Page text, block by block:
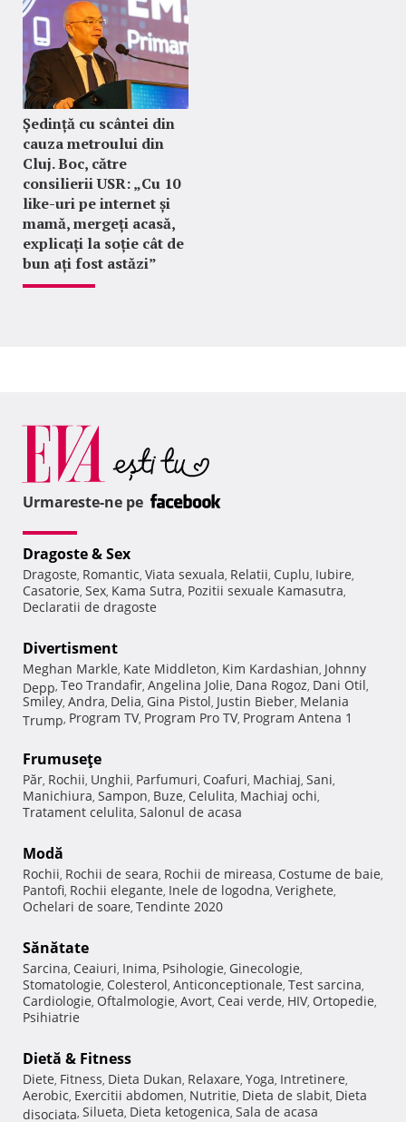
Ședință cu scântei din
cauza metroului din
Cluj. Boc, către
consilierii USR: „Cu 10
like-uri pe internet și
mamă, mergeți acasă,
explicați la soție cât de
bun ați fost astăzi”
Urmareste-ne pe
Dragoste & Sex
Dragoste, Romantic, Viata sexuala, Relatii, Cuplu, Iubire,
Casatorie, Sex, Kama Sutra, Pozitii sexuale Kamasutra,
Declaratii de dragoste
Divertisment
Meghan Markle, Kate Middleton, Kim Kardashian, Johnny
Depp, Teo Trandafir, Angelina Jolie, Dana Rogoz, Dani Otil,
Smiley, Andra, Delia, Gina Pistol, Justin Bieber, Melania
Trump, Program TV, Program Pro TV, Program Antena 1
Frumuseţe
Păr, Rochii, Unghii, Parfumuri, Coafuri, Machiaj, Sani,
Manichiura, Sampon, Buze, Celulita, Machiaj ochi,
Tratament celulita, Salonul de acasa
Modă
Rochii, Rochii de seara, Rochii de mireasa, Costume de baie,
Pantofi, Rochii elegante, Inele de logodna, Verighete,
Ochelari de soare, Tendinte 2020
Sănătate
Sarcina, Ceaiuri, Inima, Psihologie, Ginecologie,
Stomatologie, Colesterol, Anticonceptionale, Test sarcina,
Cardiologie, Oftalmologie, Avort, Ceai verde, HIV, Ortopedie,
Psihiatrie
Dietă & Fitness
Diete, Fitness, Dieta Dukan, Relaxare, Yoga, Intretinere,
Aerobic, Exercitii abdomen, Nutritie, Dieta de slabit, Dieta
disociata, Silueta, Dieta ketogenica, Sala de acasa